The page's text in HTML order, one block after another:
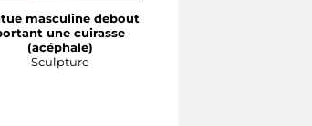
masculine debout
une cuirasse
(acéphale)
Sculpture